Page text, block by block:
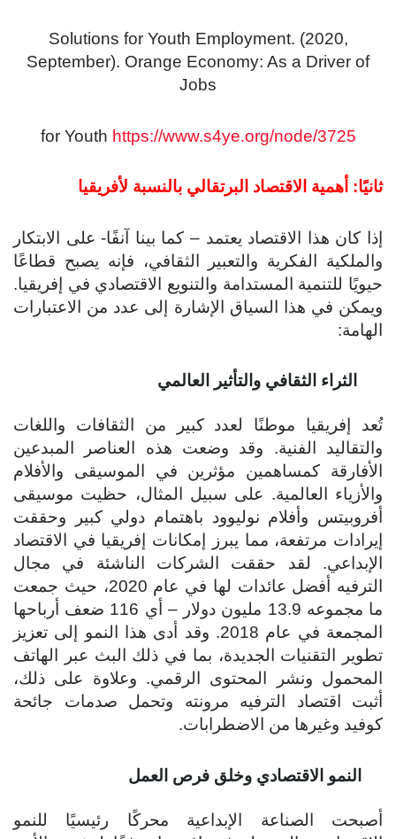
Solutions for Youth Employment. (2020,
September). Orange Economy: As a Driver of
Jobs
for Youth https://www.s4ye.org/node/3725
ثانيًا: أهمية الاقتصاد البرتقالي بالنسبة لأفريقيا
إذا كان هذا الاقتصاد يعتمد – كما بينا آنفًا- على الابتكار
والملكية الفكرية والتعبير الثقافي، فإنه يصبح قطاعًا
حيويًا للتنمية المستدامة والتنويع الاقتصادي في إفريقيا.
ويمكن في هذا السياق الإشارة إلى عدد من الاعتبارات
الهامة:
الثراء الثقافي والتأثير العالمي
تُعد إفريقيا موطنًا لعدد كبير من الثقافات واللغات
والتقاليد الفنية. وقد وضعت هذه العناصر المبدعين
الأفارقة كمساهمين مؤثرين في الموسيقى والأفلام
والأزياء العالمية. على سبيل المثال، حظيت موسيقى
أفروبيتس وأفلام نوليوود باهتمام دولي كبير وحققت
إيرادات مرتفعة، مما يبرز إمكانات إفريقيا في الاقتصاد
الإبداعي. لقد حققت الشركات الناشئة في مجال
الترفيه أفضل عائدات لها في عام 2020، حيث جمعت
ما مجموعه 13.9 مليون دولار – أي 116 ضعف أرباحها
المجمعة في عام 2018. وقد أدى هذا النمو إلى تعزيز
تطوير التقنيات الجديدة، بما في ذلك البث عبر الهاتف
المحمول ونشر المحتوى الرقمي. وعلاوة على ذلك،
أثبت اقتصاد الترفيه مرونته وتحمل صدمات جائحة
كوفيد وغيرها من الاضطرابات.
النمو الاقتصادي وخلق فرص العمل
أصبحت الصناعة الإبداعية محركًا رئيسيًا للنمو